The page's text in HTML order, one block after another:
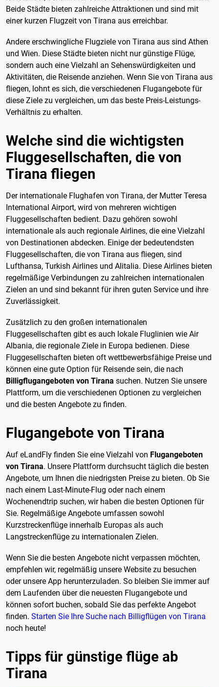
Beide Städte bieten zahlreiche Attraktionen und sind mit
einer kurzen Flugzeit von Tirana aus erreichbar.
Andere erschwingliche Flugziele von Tirana aus sind Athen
und Wien. Diese Städte bieten nicht nur günstige Flüge,
sondern auch eine Vielzahl an Sehenswürdigkeiten und
Aktivitäten, die Reisende anziehen. Wenn Sie von Tirana aus
fliegen, lohnt es sich, die verschiedenen Flugangebote für
diese Ziele zu vergleichen, um das beste Preis-Leistungs-
Verhältnis zu erhalten.
Welche sind die wichtigsten
Fluggesellschaften, die von
Tirana fliegen
Der internationale Flughafen von Tirana, der Mutter Teresa
International Airport, wird von mehreren wichtigen
Fluggesellschaften bedient. Dazu gehören sowohl
internationale als auch regionale Airlines, die eine Vielzahl
von Destinationen abdecken. Einige der bedeutendsten
Fluggesellschaften, die von Tirana aus fliegen, sind
Lufthansa, Turkish Airlines und Alitalia. Diese Airlines bieten
regelmäßige Verbindungen zu zahlreichen internationalen
Zielen an und sind bekannt für ihren guten Service und ihre
Zuverlässigkeit.
Zusätzlich zu den großen internationalen
Fluggesellschaften gibt es auch lokale Fluglinien wie Air
Albania, die regionale Ziele in Europa bedienen. Diese
Fluggesellschaften bieten oft wettbewerbsfähige Preise und
können eine gute Option für Reisende sein, die nach
Billigflugangeboten von Tirana suchen. Nutzen Sie unsere
Plattform, um die verschiedenen Optionen zu vergleichen
und die besten Angebote zu finden.
Flugangebote von Tirana
Auf eLandFly finden Sie eine Vielzahl von Flugangeboten
von Tirana. Unsere Plattform durchsucht täglich die besten
Angebote, um Ihnen die niedrigsten Preise zu bieten. Ob Sie
nach einem Last-Minute-Flug oder nach einem
Wochenendtrip suchen, wir haben die besten Optionen für
Sie. Regelmäßige Angebote umfassen sowohl
Kurzstreckenflüge innerhalb Europas als auch
Langstreckenflüge zu internationalen Zielen.
Wenn Sie die besten Angebote nicht verpassen möchten,
empfehlen wir, regelmäßig unsere Website zu besuchen
oder unsere App herunterzuladen. So bleiben Sie immer auf
dem Laufenden über die neuesten Flugangebote und
können sofort buchen, sobald Sie das perfekte Angebot
finden. Starten Sie Ihre Suche nach Billigflügen von Tirana
noch heute!
Tipps für günstige flüge ab
Tirana